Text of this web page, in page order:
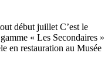
début juillet C’est le
« Les Secondaires »
en restauration au Musée